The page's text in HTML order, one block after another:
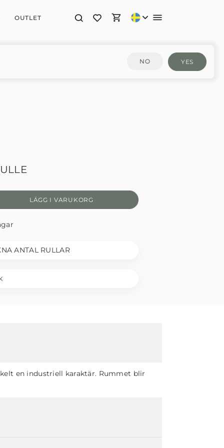
OUTLET
LÄGG I VARUKORG
ANTAL RULLAR
en industriell karaktär. Rummet blir
NO YES